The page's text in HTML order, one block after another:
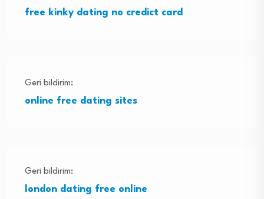
free kinky dating no credict card
Geri bildirim:
online free dating sites
Geri bildirim:
london dating free online